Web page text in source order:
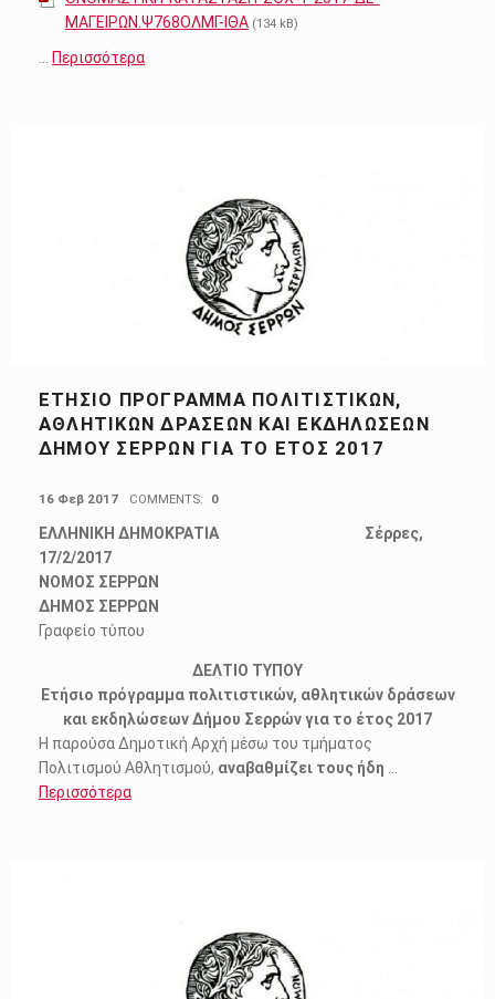
ΜΑΓΕΙΡΩΝ.Ψ768ΟΛΜΓ-ΙΘΑ (134 kB)
… Περισσότερα
ΕΤΉΣΙΟ ΠΡΌΓΡΑΜΜΑ ΠΟΛΙΤΙΣΤΙΚΏΝ,
ΑΘΛΗΤΙΚΏΝ ΔΡΆΣΕΩΝ ΚΑΙ ΕΚΔΗΛΏΣΕΩΝ
ΔΉΜΟΥ ΣΕΡΡΏΝ ΓΙΑ ΤΟ ΈΤΟΣ 2017
16 Φεβ 2017 COMMENTS: 0
ΕΛΛΗΝΙΚΗ ΔΗΜΟΚΡΑΤΙΑ Σέρρες,
17/2/2017
ΝΟΜΟΣ ΣΕΡΡΩΝ
ΔΗΜΟΣ ΣΕΡΡΩΝ
Γραφείο τύπου
ΔΕΛΤΙΟ ΤΥΠΟΥ
Ετήσιο πρόγραμμα πολιτιστικών, αθλητικών δράσεων
και εκδηλώσεων Δήμου Σερρών για το έτος 2017
Η παρούσα Δημοτική Αρχή μέσω του τμήματος
Πολιτισμού Αθλητισμού, αναβαθμίζει τους ήδη
Περισσότερα